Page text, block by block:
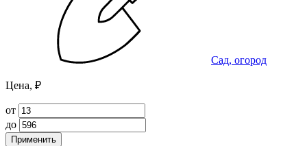
Сад, огород
Цена, ₽
от
до
Применить